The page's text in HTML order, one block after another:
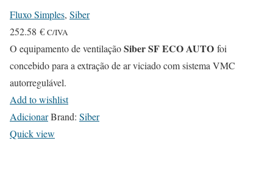
Fluxo Simples, Siber
252.58 € C/IVA
O equipamento de ventilaçãoSiber SF ECO AUTO foi
concebido para a extração de ar viciado com sistema VMC
autorregulável.
Add to wishlist
AdicionarBrand: Siber
Quick view